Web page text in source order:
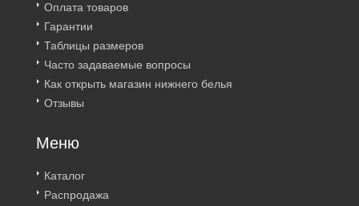
Оплата товаров
Гарантии
Таблицы размеров
Часто задаваемые вопросы
Как открыть магазин нижнего белья
Отзывы
Меню
Каталог
Распродажа